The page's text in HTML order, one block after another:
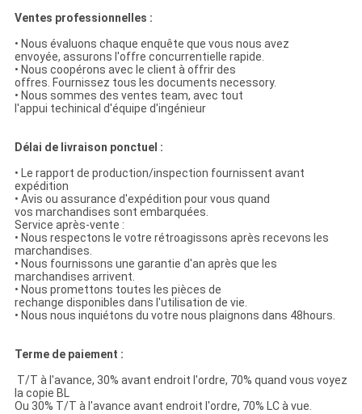
Ventes professionnelles :
• Nous évaluons chaque enquête que vous nous avez
envoyée, assurons l'offre concurrentielle rapide.
• Nous coopérons avec le client à offrir des
offres. Fournissez tous les documents necessory.
• Nous sommes des ventes team, avec tout
l'appui techinical d'équipe d'ingénieur
Délai de livraison ponctuel :
• Le rapport de production/inspection fournissent avant
expédition
• Avis ou assurance d'expédition pour vous quand
vos marchandises sont embarquées.
Service après-vente :
• Nous respectons le votre rétroagissons après recevons les
marchandises.
• Nous fournissons une garantie d'an après que les
marchandises arrivent.
• Nous promettons toutes les pièces de
rechange disponibles dans l'utilisation de vie.
• Nous nous inquiétons du votre nous plaignons dans 48hours.
Terme de paiement :
T/T à l'avance, 30% avant endroit l'ordre, 70% quand vous voyez
la copie BL
Ou 30% T/T à l'avance avant endroit l'ordre, 70% LC à vue.